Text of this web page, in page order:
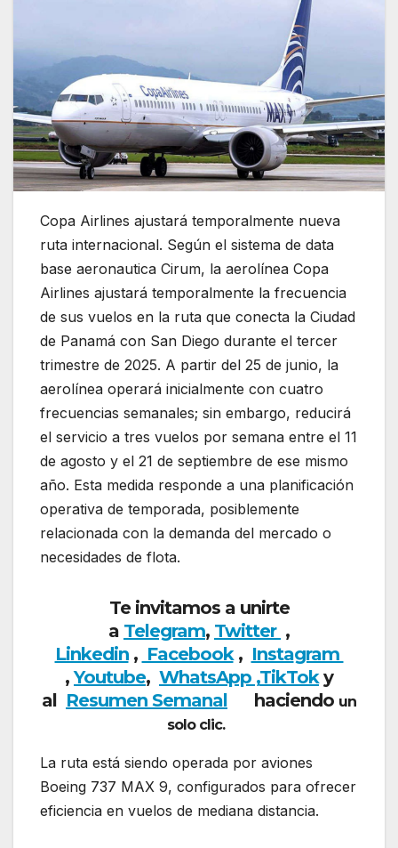
Copa Airlines ajustará temporalmente nueva
ruta internacional. Según el sistema de data
base aeronautica Cirum, la aerolínea Copa
Airlines ajustará temporalmente la frecuencia
de sus vuelos en la ruta que conecta la Ciudad
de Panamá con San Diego durante el tercer
trimestre de 2025. A partir del 25 de junio, la
aerolínea operará inicialmente con cuatro
frecuencias semanales; sin embargo, reducirá
el servicio a tres vuelos por semana entre el 11
de agosto y el 21 de septiembre de ese mismo
año. Esta medida responde a una planificación
operativa de temporada, posiblemente
relacionada con la demanda del mercado o
necesidades de flota.
Te invitamos a unirte
a Telegram, Twitter ,
Linkedin, Facebook, Instagram
,Youtube, WhatsApp ,TikToky
al Resumen Semanal haciendo un
solo clic.
La ruta está siendo operada por aviones
Boeing 737 MAX 9, configurados para ofrecer
eficiencia en vuelos de mediana distancia.